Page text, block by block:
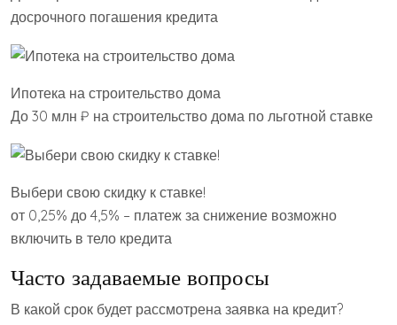
досрочного погашения кредита
Ипотека на строительство дома
До 30 млн ₽ на строительство дома по льготной ставке
Выбери свою скидку к ставке!
от 0,25% до 4,5% – платеж за снижение возможно
включить в тело кредита
Часто задаваемые вопросы
В какой срок будет рассмотрена заявка на кредит?